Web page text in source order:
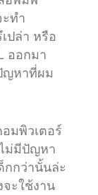
ทำ
ปล่า หรือ
ออกมา
ญหาที่ผม
มพิวเตอร์
ม่มีปัญหา
กกว่านั้นล่ะ
ะใช้งาน